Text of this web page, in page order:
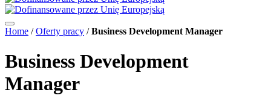
Home / Oferty pracy / Business Development Manager
Business Development
Manager